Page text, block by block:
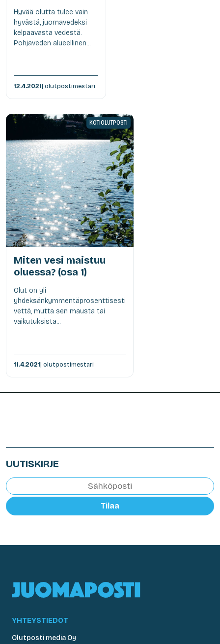
Hyvää olutta tulee vain
hyvästä, juomavedeksi
kelpaavasta vedestä.
Pohjaveden alueellinen...
12.4.2021| olutpostimestari
KOTIOLUTPOSTI
Miten vesi maistuu
oluessa? (osa 1)
Olut on yli
yhdeksänkymmentäprosenttisesti
vettä, mutta sen mausta tai
vaikutuksista...
11.4.2021| olutpostimestari
UUTISKIRJE
Tilaa
YHTEYSTIEDOT
Olutposti media Oy